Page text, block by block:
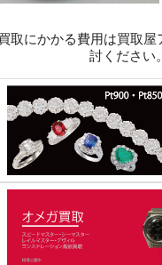
取にかかる費用は買取
討ください。